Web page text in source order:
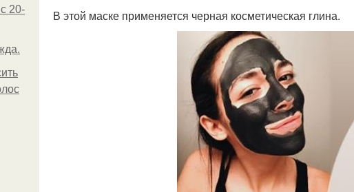
20-
В этой маске применяется черная косметическая глина.